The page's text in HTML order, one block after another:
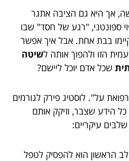
אך היא גם הציבה אתגר
ספונטני, "רגע של חסד" שבו
בבת אחת. אבל איך אפשר
הזו ולהפוך אותה לשיטה
שכל אדם יוכל ליישם?
על". לוסטיג פירק לגורמים
כל הידע שצבר, וזיקק אותם
עיקריים:
הראשון הוא להפסיק לטפל